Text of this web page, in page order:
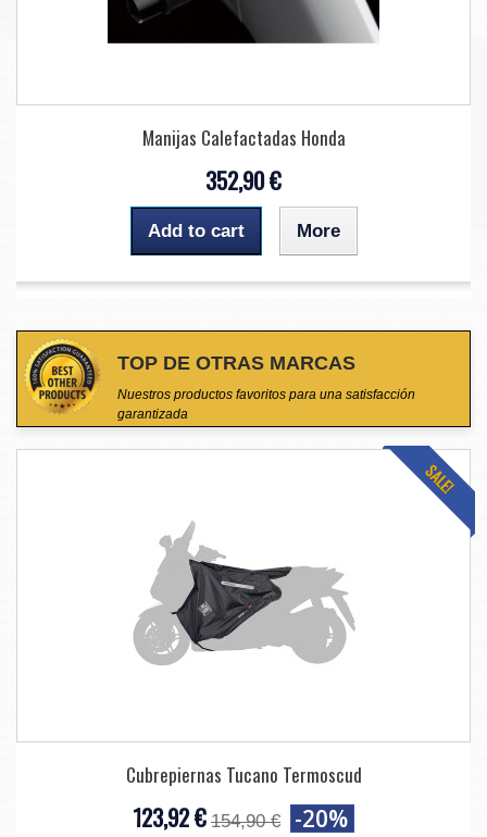
Manijas Calefactadas Honda
352,90 €
Add to cart More
TOP DE OTRAS MARCAS
Nuestros productos favoritos para una satisfacción
garantizada
SALE!
Cubrepiernas Tucano Termoscud
123,92 € 154,90 € -20%